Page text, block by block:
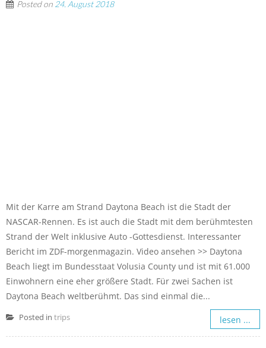
Posted on 24. August 2018
Mit der Karre am Strand Daytona Beach ist die Stadt der
NASCAR-Rennen. Es ist auch die Stadt mit dem berühmtesten
Strand der Welt inklusive Auto -Gottesdienst. Interessanter
Bericht im ZDF-morgenmagazin. Video ansehen >> Daytona
Beach liegt im Bundesstaat Volusia County und ist mit 61.000
Einwohnern eine eher größere Stadt. Für zwei Sachen ist
Daytona Beach weltberühmt. Das sind einmal die...
lesen ...
Posted in trips